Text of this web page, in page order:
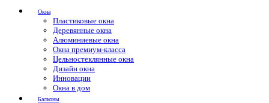
Окна
Пластиковые окна
Деревянные окна
Алюминиевые окна
Окна премиум-класса
Цельностеклянные окна
Дизайн окна
Инновации
Окна в дом
Балконы